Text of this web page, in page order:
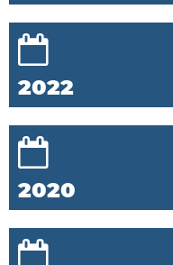
2022
2020